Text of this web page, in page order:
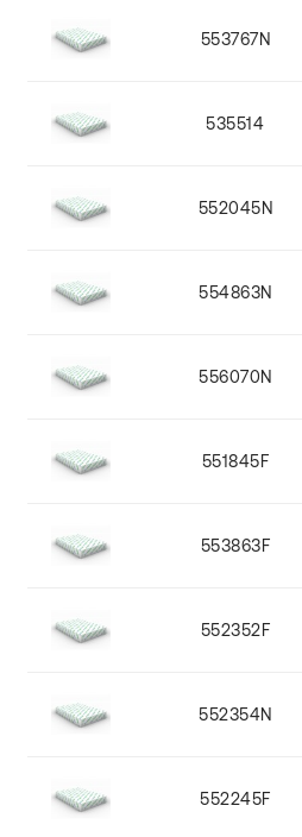
553767N
535514
552045N
554863N
556070N
551845F
553863F
552352F
552354N
552245F